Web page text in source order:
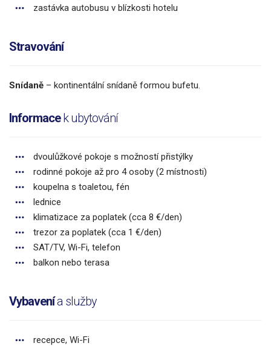
zastávka autobusu v blízkosti hotelu
Stravování
Snídaně – kontinentální snídaně formou bufetu.
Informacek ubytování
dvoulůžkové pokoje s možností přistýlky
rodinné pokoje až pro 4 osoby (2 místnosti)
koupelna s toaletou, fén
lednice
klimatizace za poplatek (cca 8 €/den)
trezor za poplatek (cca 1 €/den)
SAT/TV, Wi-Fi, telefon
balkon nebo terasa
Vybavenía služby
recepce, Wi-Fi